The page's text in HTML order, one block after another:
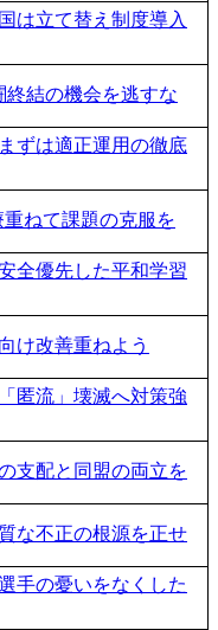
は立て替え制度導入
結の機会を逃すな
ずは適正運用の徹底
ねて課題の克服を
全優先した平和学習
け改善重ねよう
匿流」壊滅へ対策強
支配と同盟の両立を
な不正の根源を正せ
手の憂いをなくした